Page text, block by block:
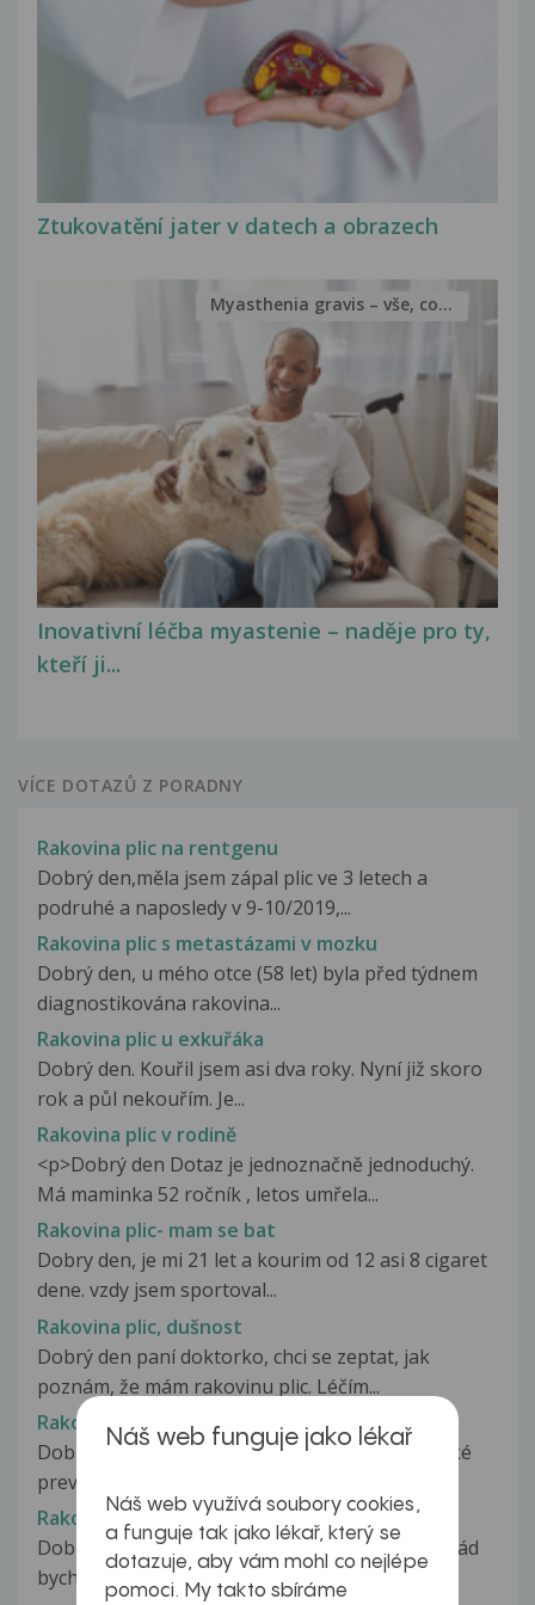
Ztukovatění jater v datech a obrazech
Inovativní léčba myastenie – naděje pro ty,
kteří ji...
Myasthenia gravis – vše, co...
VÍCE DOTAZŮ Z PORADNY
Rakovina plic na rentgenu
Dobrý den,měla jsem zápal plic ve 3 letech a
podruhé a naposledy v 9-10/2019,...
Rakovina plic s metastázami v mozku
Dobrý den, u mého otce (58 let) byla před týdnem
diagnostikována rakovina...
Rakovina plic u exkuřáka
Dobrý den. Kouřil jsem asi dva roky. Nyní již skoro
rok a půl nekouřím. Je...
Rakovina plic v rodině
<p>Dobrý den Dotaz je jednoznačně jednoduchý.
Má maminka 52 ročník , letos umřela...
Rakovina plic- mam se bat
Dobry den, je mi 21 let a kourim od 12 asi 8 cigaret
dene. vzdy jsem sportoval...
Rakovina plic, dušnost
Dobrý den paní doktorko, chci se zeptat, jak
poznám, že mám rakovinu plic. Léčím...
Rakovina plic, screening
Dobrý den, Jsem kuřák. Mohu podstoupit nějaké
preventivní vyšetření plic, abych...
Rakovina plic?
Dobrý den, jsem mladý kluk ve věku 18-ti let a rád
bych se zeptal zda-li mohu...
Náš web funguje jako lékař
Náš web využívá soubory cookies,
a funguje tak jako lékař, který se
dotazuje, aby vám mohl co nejlépe
pomoci. My takto sbíráme